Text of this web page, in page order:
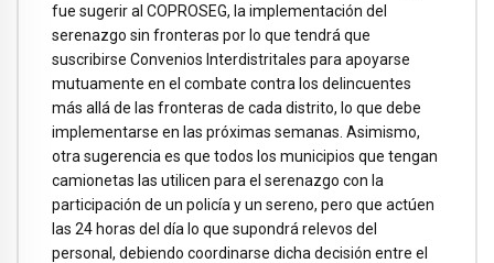
fue sugerir al COPROSEG, la implementación del
serenazgo sin fronteras por lo que tendrá que
suscribirse Convenios Interdistritales para apoyarse
mutuamente en el combate contra los delincuentes
más allá de las fronteras de cada distrito, lo que debe
implementarse en las próximas semanas. Asimismo,
otra sugerencia es que todos los municipios que tengan
camionetas las utilicen para el serenazgo con la
participación de un policía y un sereno, pero que actúen
las 24 horas del día lo que supondrá relevos del
personal, debiendo coordinarse dicha decisión entre el